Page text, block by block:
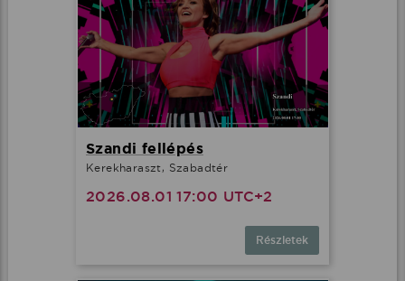
Szandi fellépés
Kerekharaszt, Szabadtér
2026.08.01 17:00 UTC+2
Részletek